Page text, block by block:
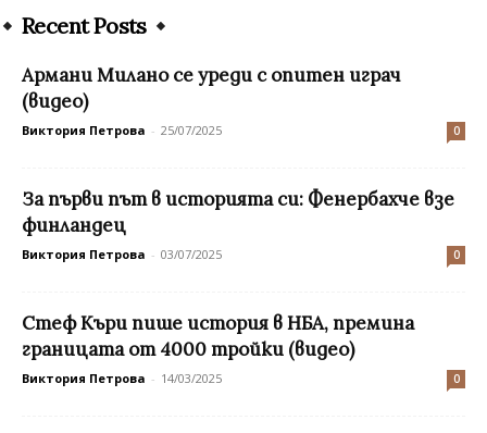
Recent Posts
Aрмани Милано се уреди с опитен играч
(видео)
Виктория Петрова - 25/07/2025 0
За първи път в историята си: Фенербахче взе
финландец
Виктория Петрова - 03/07/2025 0
Стеф Къри пише история в НБА, премина
границата от 4000 тройки (видео)
Виктория Петрова - 14/03/2025 0